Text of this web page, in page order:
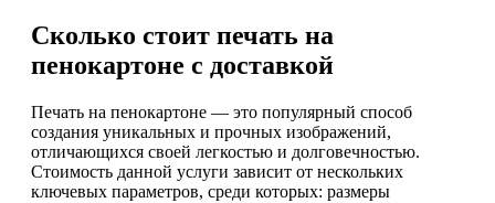
Сколько стоит печать на
пенокартоне с доставкой
Печать на пенокартоне — это популярный способ
создания уникальных и прочных изображений,
отличающихся своей легкостью и долговечностью.
Стоимость данной услуги зависит от нескольких
ключевых параметров, среди которых: размеры